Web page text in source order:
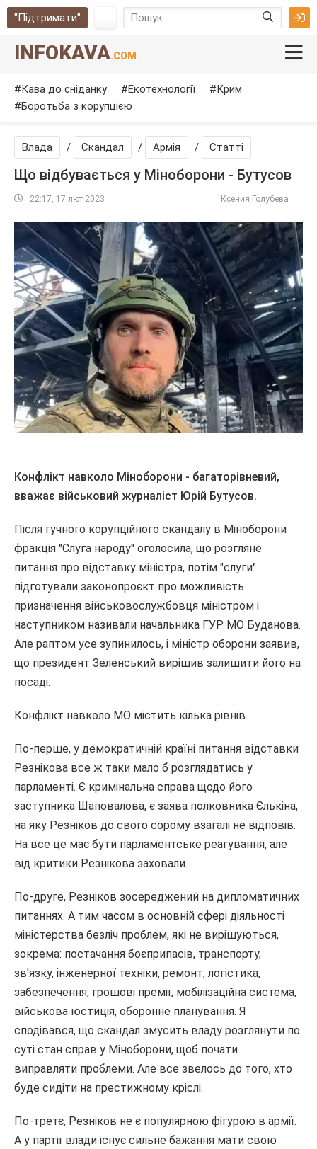
"Підтримати"
INFOKAVA.COM
Кава до сніданку Екотехнології
Крим
Боротьба з корупцією
Влада / Скандал / Армія / Cтатті
Що відбувається у Міноборони - Бутусов
22:17, 17 лют 2023 Ксения Голубева
Конфлікт навколо Міноборони - багаторівневий,
вважає військовий журналіст Юрій Бутусов.
Після гучного корупційного скандалу в Міноборони
фракція "Слуга народу" оголосила, що розгляне
питання про відставку міністра, потім "слуги"
підготували законопроєкт про можливість
призначення військовослужбовця міністром і
наступником називали начальника ГУР МО Буданова.
Але раптом усе зупинилось, і міністр оборони заявив,
що президент Зеленський вирішив залишити його на
посаді.
Конфлікт навколо МО містить кілька рівнів.
По-перше, у демократичній країні питання відставки
Резнікова все ж таки мало б розглядатись у
парламенті. Є кримінальна справа щодо його
заступника Шаповалова, є заява полковника Єлькіна,
на яку Резніков до свого сорому взагалі не відповів.
На все це має бути парламентське реагування, але
від критики Резнікова заховали.
По-друге, Резніков зосереджений на дипломатичних
питаннях. А тим часом в основній сфері діяльності
міністерства безліч проблем, які не вирішуються,
зокрема: постачання боєприпасів, транспорту,
зв'язку, інженерної техніки, ремонт, логістика,
забезпечення, грошові премії, мобілізаційна система,
військова юстиція, оборонне планування. Я
сподівався, що скандал змусить владу розглянути по
суті стан справ у Міноборони, щоб почати
виправляти проблеми. Але все звелось до того, хто
буде сидіти на престижному кріслі.
По-третє, Резніков не є популярною фігурою в армії.
А у партії влади існує сильне бажання мати свою